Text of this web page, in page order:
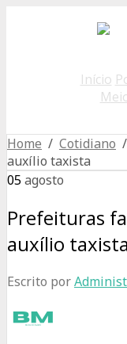
Início
Home / Cotidiano
auxílio taxista
05agosto
Prefeituras
auxílio taxista
Escrito por